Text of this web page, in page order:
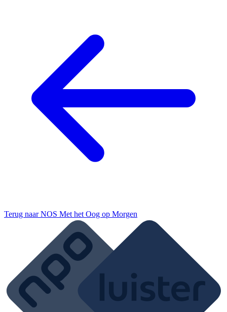
Terug naarNOS Met het Oog op Morgen